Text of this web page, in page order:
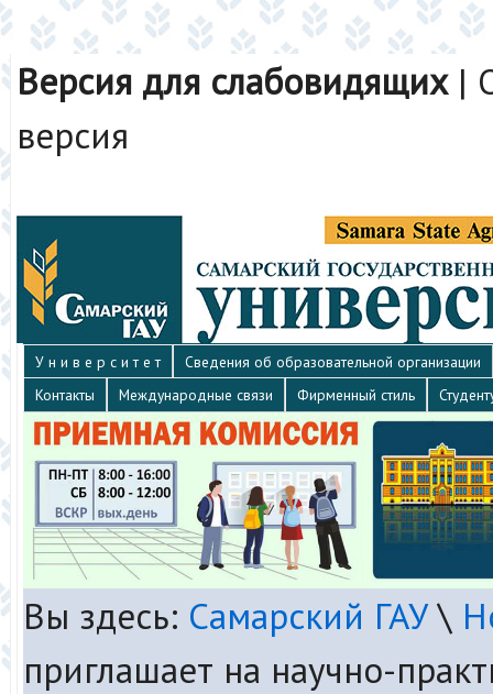
Версия для слабовидящих|
версия
У н и в е р с и т е т
Сведения об образовательной организации
Контакты
Международные связи Фирменный стиль
Вы здесь: Самарский ГАУ\
приглашает на научно-